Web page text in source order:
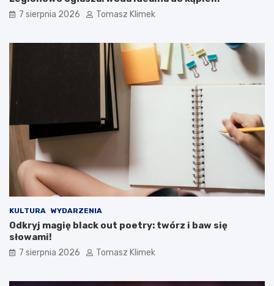
7 sierpnia 2026 Tomasz Klimek
KULTURA WYDARZENIA
Odkryj magię black out poetry: twórz i baw się
słowami!
7 sierpnia 2026 Tomasz Klimek